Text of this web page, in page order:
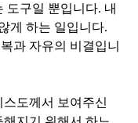
도구일 뿐입니다. 내
게 하는 일입니다.
과 자유의 비결입니
도께서 보여주신